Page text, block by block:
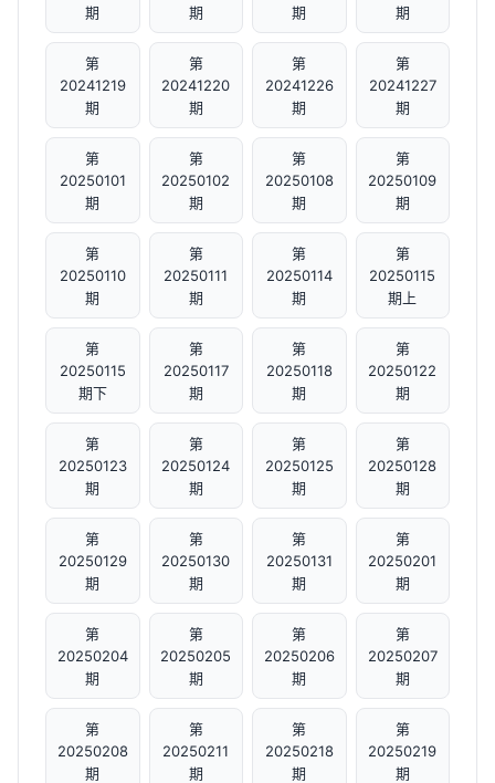
期
期
期
期
第
20241219
期
第
20241220
期
第
20241226
期
第
20241227
期
第
20250101
期
第
20250102
期
第
20250108
期
第
20250109
期
第
20250110
期
第
20250111
期
第
20250114
期
第
20250115
期上
第
20250115
期下
第
20250117
期
第
20250118
期
第
20250122
期
第
20250123
期
第
20250124
期
第
20250125
期
第
20250128
期
第
20250129
期
第
20250130
期
第
20250131
期
第
20250201
期
第
20250204
期
第
20250205
期
第
20250206
期
第
20250207
期
第
20250208
期
第
20250211
期
第
20250218
期
第
20250219
期